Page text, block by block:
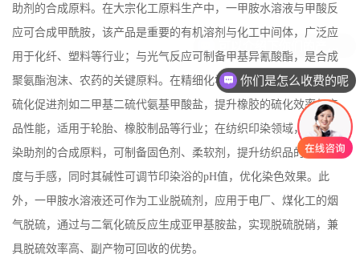
助剂的合成原料。在大宗化工原料生产中，一甲胺水溶液与甲酸反
应可合成甲酰胺，该产品是重要的有机溶剂与化工中间体，广泛应
用于化纤、塑料等行业；与光气反应可制备甲基异氰酸酯，是合成
聚氨酯泡沫、农药的关键原料。在精细化学品生产中，可合成橡胶
硫化促进剂如二甲基二硫代氨基甲酸盐，提升橡胶的硫化效率与产
品性能，适用于轮胎、橡胶制品等行业；在纺织印染领域，作为印
染助剂的合成原料，可制备固色剂、柔软剂，提升纺织品的染色牢
度与手感，同时其碱性可调节印染浴的pH值，优化染色效果。此
外，一甲胺水溶液还可作为工业脱硫剂，应用于电厂、煤化工的烟
气脱硫，通过与二氧化硫反应生成亚甲基胺盐，实现脱硫脱硝，兼
具脱硫效率高、副产物可回收的优势。
你们是怎么收费的呢